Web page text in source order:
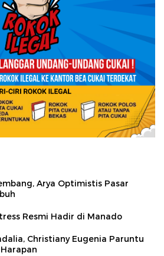
Arya Optimistis Pasar
Resmi Hadir di Manado
Christiany Eugenia Paruntu